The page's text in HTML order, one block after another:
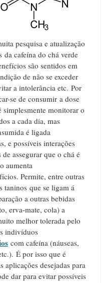
pesquisa e atualização
cafeína do chá verde
são sentidos em
de não se exceder
a intolerância etc. Por
se de consumir a dose
simplesmente monitorar o
a cada dia, mas
é ligada
e possíveis interações
assegurar que o chá é
aumenta
Permite, entre outras
taninos que se ligam á
a outras bebidas
erva-mate, cola) a
melhor tolerada pelo
indivíduos
com cafeína (náuseas,
É por isso que é
aplicações desejadas para
dar para evitar possíveis